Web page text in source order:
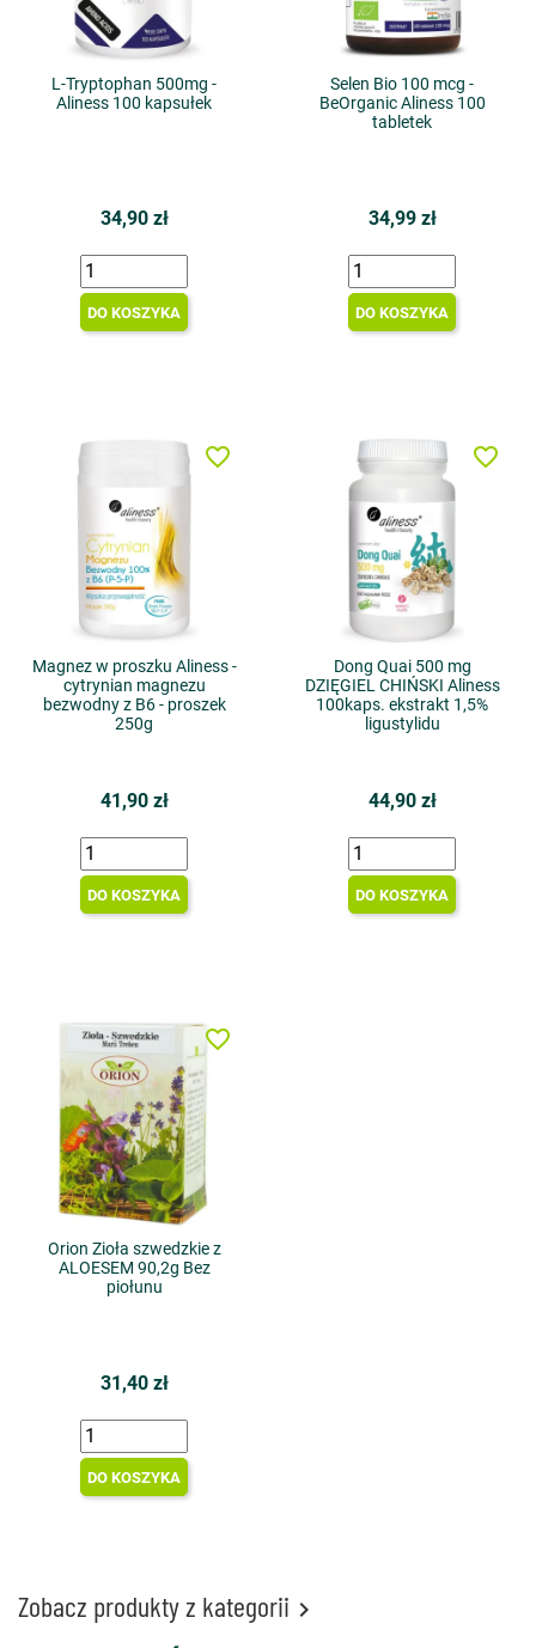
L-Tryptophan 500mg -
Aliness 100 kapsułek
34,90 zł
DO KOSZYKA
Selen Bio 100 mcg -
BeOrganic Aliness 100
tabletek
34,99 zł
DO KOSZYKA
Magnez w proszku Aliness -
cytrynian magnezu
bezwodny z B6 - proszek
250g
41,90 zł
DO KOSZYKA
favorite_border
Dong Quai 500 mg
DZIĘGIEL CHIŃSKI Aliness
100kaps. ekstrakt 1,5%
ligustylidu
44,90 zł
DO KOSZYKA
favorite_border
Orion Zioła szwedzkie z
ALOESEM 90,2g Bez
piołunu
31,40 zł
DO KOSZYKA
favorite_border
Zobacz produkty z kategorii 